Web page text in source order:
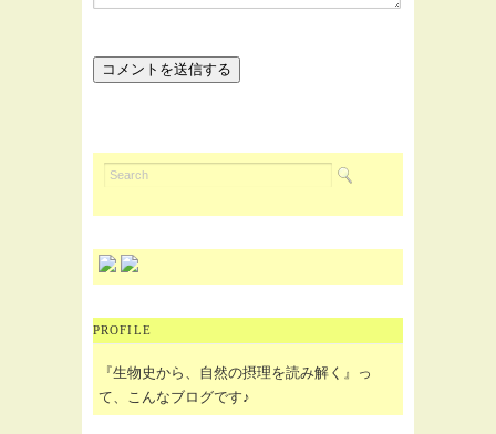
PROFILE
『生物史から、自然の摂理を読み解く』っ
て、こんなブログです♪